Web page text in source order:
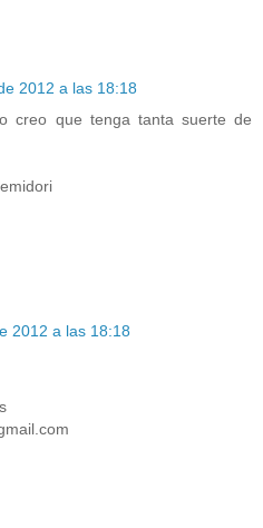
2012 a las 18:18
creo que tenga tanta suerte de
2012 a las 18:18